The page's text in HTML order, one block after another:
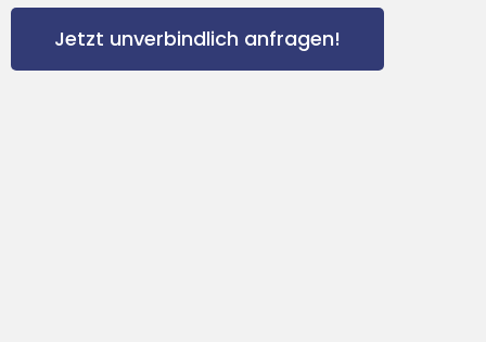
Jetzt unverbindlich anfragen!